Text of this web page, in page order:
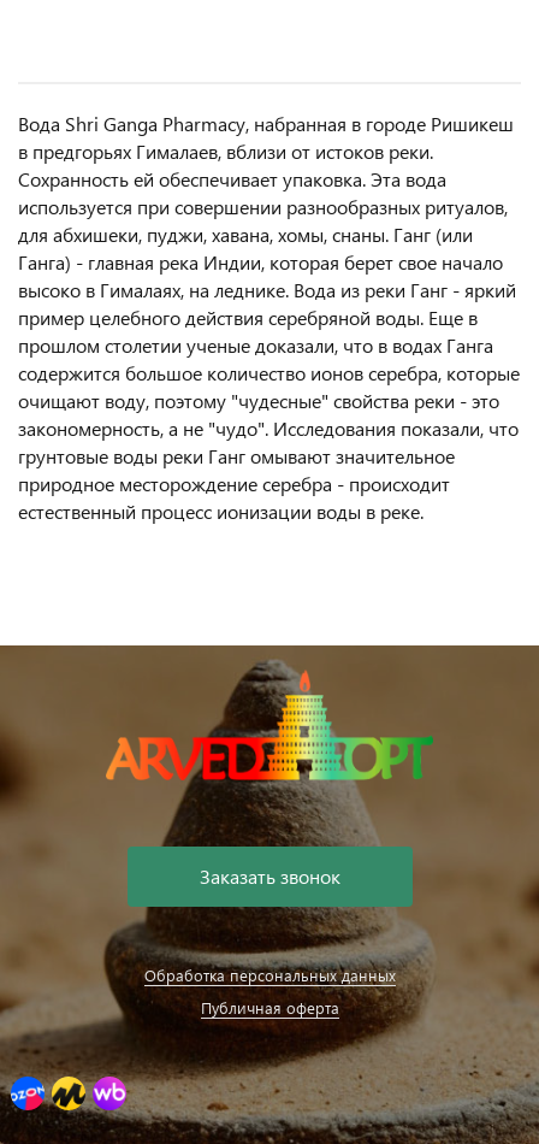
Вода Shri Ganga Pharmacy, набранная в городе Ришикеш
в предгорьях Гималаев, вблизи от истоков реки.
Сохранность ей обеспечивает упаковка. Эта вода
используется при совершении разнообразных ритуалов,
для абхишеки, пуджи, хавана, хомы, снаны. Ганг (или
Ганга) - главная река Индии, которая берет свое начало
высоко в Гималаях, на леднике. Вода из реки Ганг - яркий
пример целебного действия серебряной воды. Еще в
прошлом столетии ученые доказали, что в водах Ганга
содержится большое количество ионов серебра, которые
очищают воду, поэтому "чудесные" свойства реки - это
закономерность, а не "чудо". Исследования показали, что
грунтовые воды реки Ганг омывают значительное
природное месторождение серебра - происходит
естественный процесс ионизации воды в реке.
Заказать звонок
Обработка персональных данных
Публичная оферта